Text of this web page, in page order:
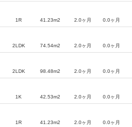
1R 41.23m2 2.0ヶ月 0.0ヶ月
2LDK 74.54m2 2.0ヶ月 0.0ヶ月
2LDK 98.48m2 2.0ヶ月 0.0ヶ月
1K 42.53m2 2.0ヶ月 0.0ヶ月
1R 41.23m2 2.0ヶ月 0.0ヶ月